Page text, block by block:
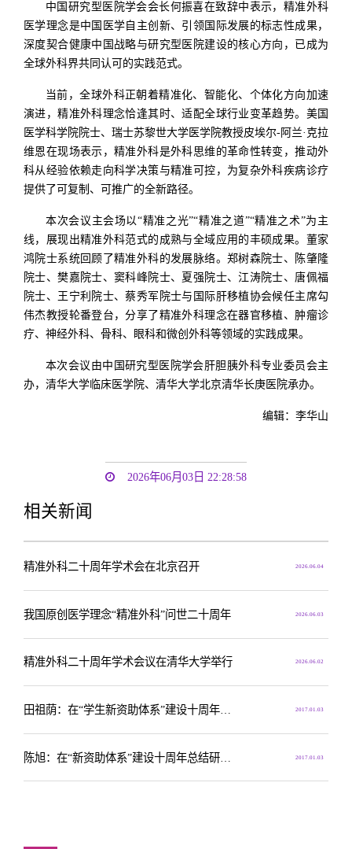
中国研究型医院学会会长何振喜在致辞中表示，精准外科
医学理念是中国医学自主创新、引领国际发展的标志性成果，
深度契合健康中国战略与研究型医院建设的核心方向，已成为
全球外科界共同认可的实践范式。
当前，全球外科正朝着精准化、智能化、个体化方向加速
演进，精准外科理念恰逢其时、适配全球行业变革趋势。美国
医学科学院院士、瑞士苏黎世大学医学院教授皮埃尔-阿兰·克拉
维恩在现场表示，精准外科是外科思维的革命性转变，推动外
科从经验依赖走向科学决策与精准可控，为复杂外科疾病诊疗
提供了可复制、可推广的全新路径。
本次会议主会场以“精准之光”“精准之道”“精准之术”为主
线，展现出精准外科范式的成熟与全域应用的丰硕成果。董家
鸿院士系统回顾了精准外科的发展脉络。郑树森院士、陈肇隆
院士、樊嘉院士、窦科峰院士、夏强院士、江涛院士、唐佩福
院士、王宁利院士、蔡秀军院士与国际肝移植协会候任主席勾
伟杰教授轮番登台，分享了精准外科理念在器官移植、肿瘤诊
疗、神经外科、骨科、眼科和微创外科等领域的实践成果。
本次会议由中国研究型医院学会肝胆胰外科专业委员会主
办，清华大学临床医学院、清华大学北京清华长庚医院承办。
编辑：李华山
2026年06月03日 22:28:58
相关新闻
2026.06.04
精准外科二十周年学术会在北京召开
2026.06.03
我国原创医学理念“精准外科”问世二十周年
2026.06.02
精准外科二十周年学术会议在清华大学举行
2017.01.03
2017.01.03